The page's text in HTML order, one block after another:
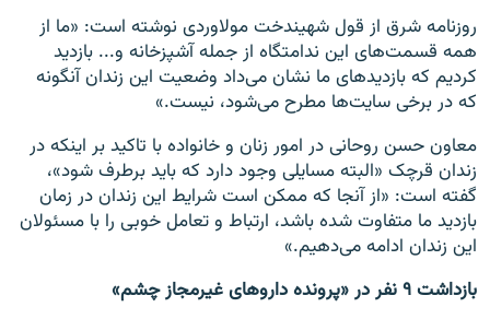
روزنامه شرق از قول شهیندخت مولاوردی نوشته است: «ما از
همه قسمت‌های این ندامتگاه از جمله آشپزخانه و... بازدید
کردیم که بازدیدهای ما نشان می‌داد وضعیت این زندان آنگونه
که در برخی سایت‌ها مطرح می‌شود، نیست.»
معاون حسن روحانی در امور زنان و خانواده با تاکید بر اینکه در
زندان قرچک «البته مسایلی وجود دارد که باید برطرف شود»،
گفته است: «از آنجا که ممکن است شرایط این زندان در زمان
بازدید ما متفاوت شده باشد، ارتباط و تعامل خوبی را با مسئولان
این زندان ادامه می‌دهیم.»
بازداشت ۹ نفر در «پرونده داروهای غیرمجاز چشم»